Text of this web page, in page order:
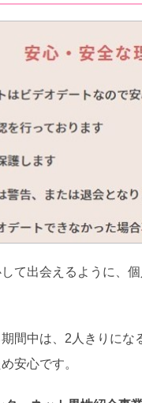
て出会えるように、
間中は、2人きりにな
安心です。